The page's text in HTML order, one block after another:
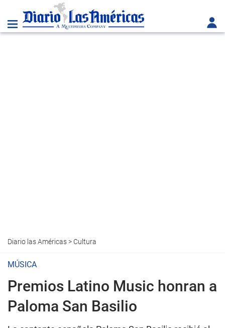
Diario las Américas> Cultura
MÚSICA
Premios Latino Music honran a
Paloma San Basilio